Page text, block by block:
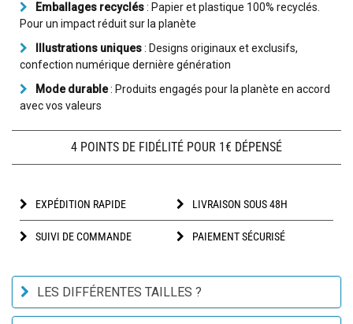
Emballages recyclés: Papier et plastique 100% recyclés.
Pour un impact réduit sur la planète
Illustrations uniques: Designs originaux et exclusifs,
confection numérique dernière génération
Mode durable: Produits engagés pour la planète en accord
avec vos valeurs
4 POINTS DE FIDÉLITÉ POUR 1€ DÉPENSÉ
EXPÉDITION RAPIDE LIVRAISON SOUS 48H
SUIVI DE COMMANDE PAIEMENT SÉCURISÉ
LES DIFFÉRENTES TAILLES ?